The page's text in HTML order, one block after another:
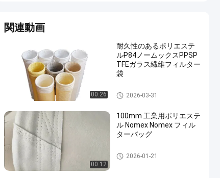
関連動画
00:26
耐久性のあるポリエステ
ルP84ノームックスPPSP
TFEガラス繊維フィルター
袋
ポリエステル フィルター・バ
ッグ
2026-03-31
00:12
100mm 工業用ポリエステ
ル Nomex Nomex フィル
ターバッグ
高温フィルター袋
2026-01-21